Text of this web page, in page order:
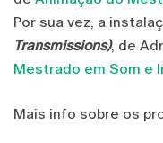
Por sua vez, a
Transmissions), de
Mestrado em Som e
Mais info sobre os